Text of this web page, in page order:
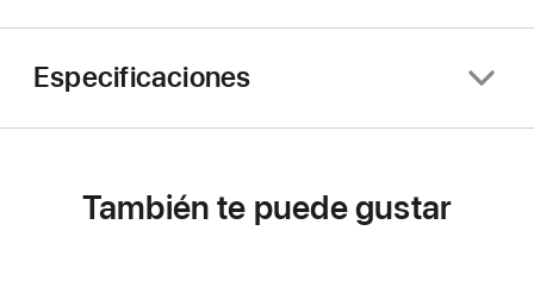
Especificaciones
También te puede gustar